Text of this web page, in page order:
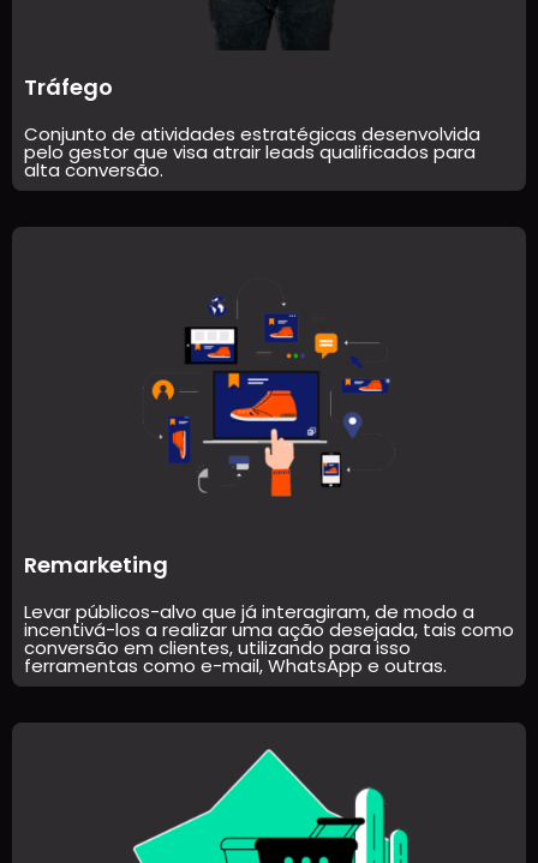
Tráfego
Conjunto de atividades estratégicas desenvolvida
pelo gestor que visa atrair leads qualificados para
alta conversão.
Remarketing
Levar públicos-alvo que já interagiram, de modo a
incentivá-los a realizar uma ação desejada, tais como
conversão em clientes, utilizando para isso
ferramentas como e-mail, WhatsApp e outras.